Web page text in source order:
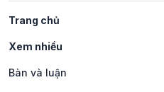
Trang chủ
Xem nhiều
Bàn và luận